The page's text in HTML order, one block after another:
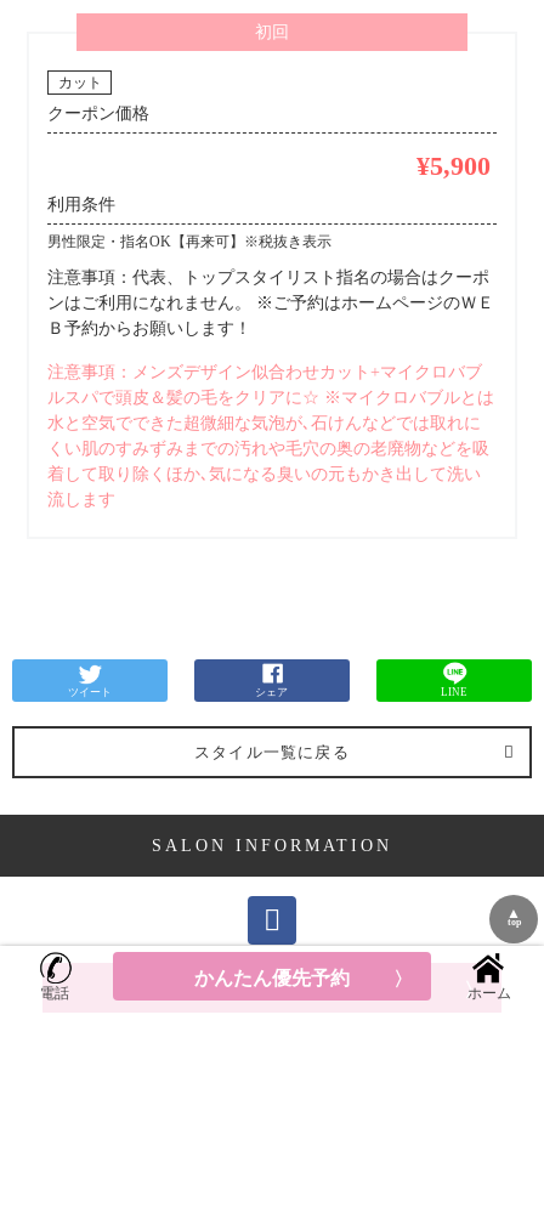
初回
カット
クーポン価格
¥5,900
利用条件
男性限定・指名OK【再来可】※税抜き表示
注意事項：代表、トップスタイリスト指名の場合はクーポ
ンはご利用になれません。 ※ご予約はホームページのＷＥ
Ｂ予約からお願いします！
注意事項：メンズデザイン似合わせカット+マイクロバブ
ルスパで頭皮＆髪の毛をクリアに☆ ※マイクロバブルとは
水と空気でできた超微細な気泡が､石けんなどでは取れに
くい肌のすみずみまでの汚れや毛穴の奥の老廃物などを吸
着して取り除くほか､気になる臭いの元もかき出して洗い
流します
ツイート シェア LINE
スタイル一覧に戻る
SALON INFORMATION
優先予約はこちらから
▲
top
電話
かんたん優先予約
ホーム